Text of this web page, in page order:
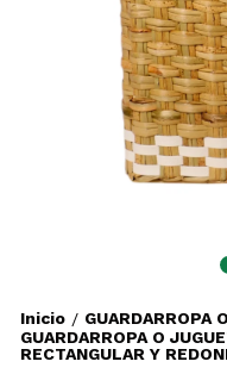
Inicio / GUARDARROPA
GUARDARROPA O
RECTANGULAR Y